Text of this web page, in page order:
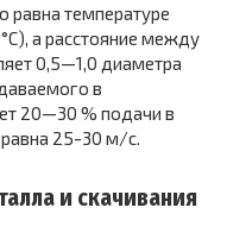
равна температуре
а расстояние между
0,5—1,0 диаметра
в
20—30 % подачи в
25-30 м/с.
и скачивания